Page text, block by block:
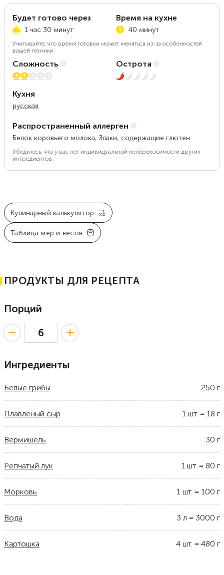
Будет готово через
1 час 30 минут
Время на кухне
40 минут
Учитывайте, что время готовки может меняться из-за особенностей
вашей техники.
Сложность
2 из 5
Острота
1 из 5
Кухня
русская
Распространенный аллерген
Белок коровьего молока, Злаки, содержащие глютен
Убедитесь, что у вас нет индивидуальной непереносимости других
ингредиентов.
Кулинарный калькулятор
Таблица мер и весов
ПРОДУКТЫ ДЛЯ РЕЦЕПТА
Порций
Ингредиенты
Белые грибы 250 г
Плавленый сыр 1 шт. = 18 г
Вермишель 30 г
Репчатый лук 1 шт. = 80 г
Морковь 1 шт. = 100 г
Вода 3 л = 3000 г
Картошка 4 шт. = 480 г